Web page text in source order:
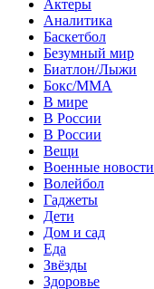
Актеры
Аналитика
Баскетбол
Безумный мир
Биатлон/Лыжи
Бокс/MMA
В мире
В России
В России
Вещи
Военные новости
Волейбол
Гаджеты
Дети
Дом и сад
Еда
Звёзды
Здоровье